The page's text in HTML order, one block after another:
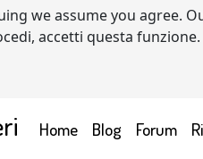
we assume you agree.
accetti questa
Home(current)
Blog Forum